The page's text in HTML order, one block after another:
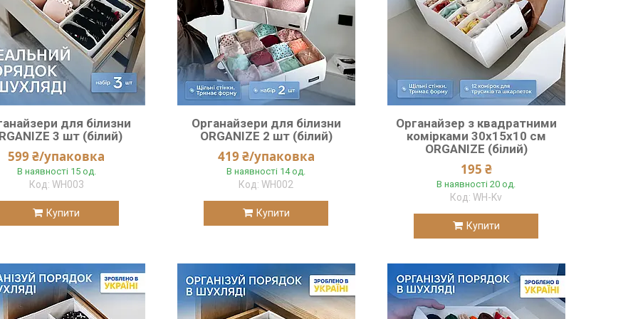
для білизни
3 шт (білий)
599 ₴/упаковка
В наявності 15 од.
WH003
Купити
Органайзери для білизни
ORGANIZE 2 шт (білий)
419 ₴/упаковка
В наявності 14 од.
WH002
Купити
Органайзер з квадратними
комірками 30х15х10 см
ORGANIZE (білий)
195 ₴
В наявності 20 од.
WH-Kv
Купити